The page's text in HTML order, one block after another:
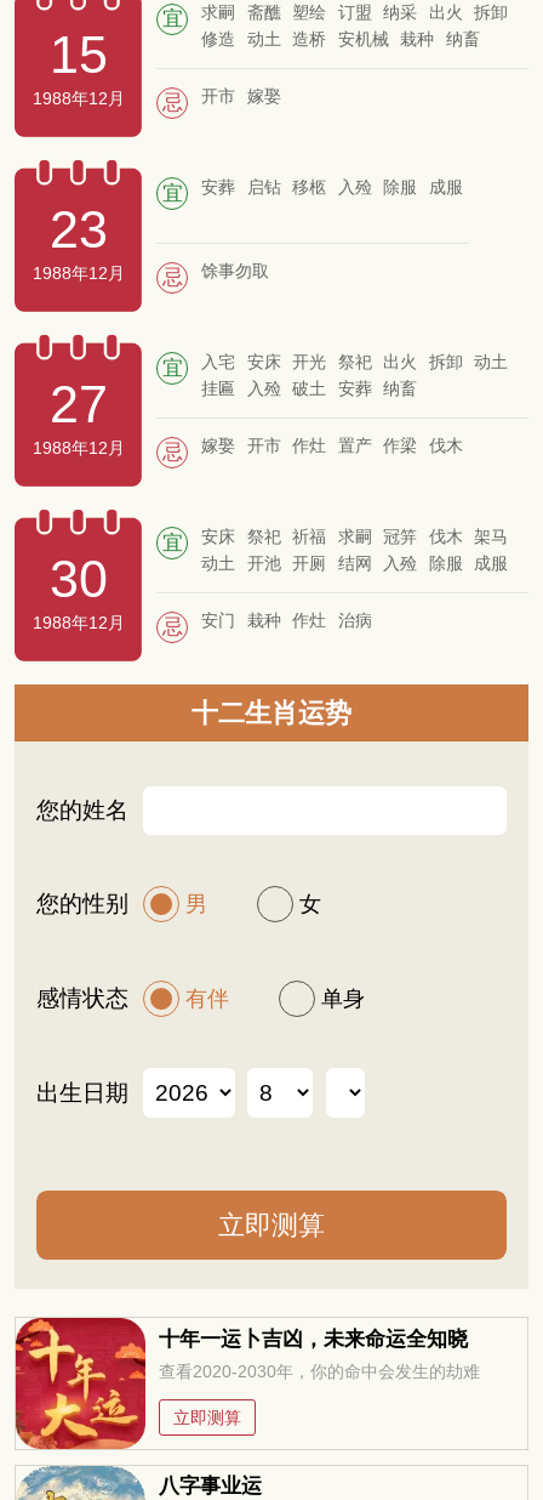
15
1988年12月
宜 求嗣 斋醮 塑绘 订盟 纳采 出火
拆卸
修造
动土 造桥 安机械 栽种
纳畜
忌 开市 嫁娶
23
1988年12月
宜 安葬 启钻 移柩 入殓 除服 成服
忌 馀事勿取
27
1988年12月
宜 入宅 安床 开光 祭祀 出火 拆卸
动土
挂匾
入殓 破土 安葬 纳畜
忌 嫁娶 开市 作灶 置产 作梁 伐木
30
1988年12月
宜 安床 祭祀 祈福 求嗣 冠笄 伐木
架马
动土
开池 开厕 结网 入殓 除服 成服
忌 安门 栽种 作灶 治病
十二生肖运势
您的姓名
您的性别 男 女
感情状态 有伴 单身
出生日期
十年一运卜吉凶，未来命运全知晓
查看2020-2030年，你的命中会发生的劫难
立即测算
八字事业运